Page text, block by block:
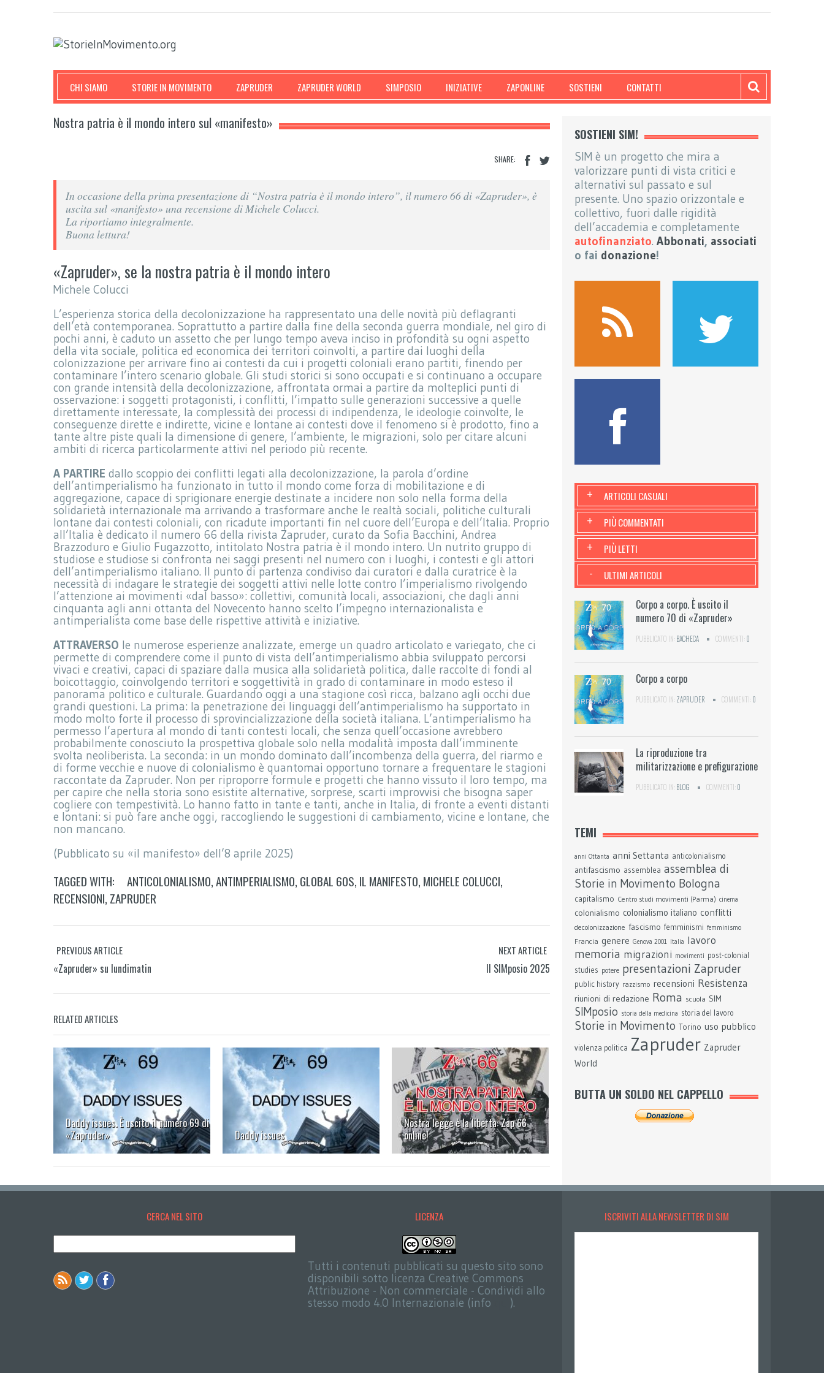
CHI SIAMO STORIE IN MOVIMENTO ZAPRUDER ZAPRUDER WORLD SIMPOSIO INIZIATIVE ZAPONLINE SOSTIENI CONTATTI
Nostra patria è il mondo intero sul «manifesto»
SHARE:
In occasione della prima presentazione di “Nostra patria è il mondo intero”, il numero 66 di «Zapruder», è
uscita sul «manifesto» una recensione di Michele Colucci.
La riportiamo integralmente.
Buona lettura!
«Zapruder», se la nostra patria è il mondo intero
Michele Colucci
L’esperienza storica della decolonizzazione ha rappresentato una delle novità più deflagranti
dell’età contemporanea. Soprattutto a partire dalla fine della seconda guerra mondiale, nel giro di
pochi anni, è caduto un assetto che per lungo tempo aveva inciso in profondità su ogni aspetto
della vita sociale, politica ed economica dei territori coinvolti, a partire dai luoghi della
colonizzazione per arrivare fino ai contesti da cui i progetti coloniali erano partiti, finendo per
contaminare l’intero scenario globale. Gli studi storici si sono occupati e si continuano a occupare
con grande intensità della decolonizzazione, affrontata ormai a partire da molteplici punti di
osservazione: i soggetti protagonisti, i conflitti, l’impatto sulle generazioni successive a quelle
direttamente interessate, la complessità dei processi di indipendenza, le ideologie coinvolte, le
conseguenze dirette e indirette, vicine e lontane ai contesti dove il fenomeno si è prodotto, fino a
tante altre piste quali la dimensione di genere, l’ambiente, le migrazioni, solo per citare alcuni
ambiti di ricerca particolarmente attivi nel periodo più recente.
A PARTIRE dallo scoppio dei conflitti legati alla decolonizzazione, la parola d’ordine
dell’antimperialismo ha funzionato in tutto il mondo come forza di mobilitazione e di
aggregazione, capace di sprigionare energie destinate a incidere non solo nella forma della
solidarietà internazionale ma arrivando a trasformare anche le realtà sociali, politiche culturali
lontane dai contesti coloniali, con ricadute importanti fin nel cuore dell’Europa e dell’Italia. Proprio
all’Italia è dedicato il numero 66 della rivista Zapruder, curato da Sofia Bacchini, Andrea
Brazzoduro e Giulio Fugazzotto, intitolato Nostra patria è il mondo intero. Un nutrito gruppo di
studiose e studiose si confronta nei saggi presenti nel numero con i luoghi, i contesti e gli attori
dell’antimperialismo italiano. Il punto di partenza condiviso dai curatori e dalla curatrice è la
necessità di indagare le strategie dei soggetti attivi nelle lotte contro l’imperialismo rivolgendo
l’attenzione ai movimenti «dal basso»: collettivi, comunità locali, associazioni, che dagli anni
cinquanta agli anni ottanta del Novecento hanno scelto l’impegno internazionalista e
antimperialista come base delle rispettive attività e iniziative.
ATTRAVERSO le numerose esperienze analizzate, emerge un quadro articolato e variegato, che ci
permette di comprendere come il punto di vista dell’antimperialismo abbia sviluppato percorsi
vivaci e creativi, capaci di spaziare dalla musica alla solidarietà politica, dalle raccolte di fondi al
boicottaggio, coinvolgendo territori e soggettività in grado di contaminare in modo esteso il
panorama politico e culturale. Guardando oggi a una stagione così ricca, balzano agli occhi due
grandi questioni. La prima: la penetrazione dei linguaggi dell’antimperialismo ha supportato in
modo molto forte il processo di sprovincializzazione della società italiana. L’antimperialismo ha
permesso l’apertura al mondo di tanti contesti locali, che senza quell’occasione avrebbero
probabilmente conosciuto la prospettiva globale solo nella modalità imposta dall’imminente
svolta neoliberista. La seconda: in un mondo dominato dall’incombenza della guerra, del riarmo e
di forme vecchie e nuove di colonialismo è quantomai opportuno tornare a frequentare le stagioni
raccontate da Zapruder. Non per riproporre formule e progetti che hanno vissuto il loro tempo, ma
per capire che nella storia sono esistite alternative, sorprese, scarti improvvisi che bisogna saper
cogliere con tempestività. Lo hanno fatto in tante e tanti, anche in Italia, di fronte a eventi distanti
e lontani: si può fare anche oggi, raccogliendo le suggestioni di cambiamento, vicine e lontane, che
non mancano.
(Pubblicato su «il manifesto» dell’8 aprile 2025)
TAGGED WITH: ANTICOLONIALISMO,ANTIMPERIALISMO, GLOBAL 60S, IL MANIFESTO, MICHELE COLUCCI,
RECENSIONI, ZAPRUDER
PREVIOUS ARTICLE
«Zapruder» su lundimatin
NEXT ARTICLE
ll SIMposio 2025
RELATED ARTICLES
Daddy issues. È uscito il numero 69 di
«Zapruder»
Daddy issues
Nostra legge è la libertà: Zap 66
online!
SOSTIENI SIM!
SIM è un progetto che mira a
valorizzare punti di vista critici e
alternativi sul passato e sul
presente. Uno spazio orizzontale e
collettivo, fuori dalle rigidità
dell’accademia e completamente
autofinanziato. Abbonati, associati
o fai donazione!
ARTICOLI CASUALI
+
PIÙ COMMENTATI
+
PIÙ LETTI
+
ULTIMI ARTICOLI
-
Corpo a corpo. È uscito il
numero 70 di «Zapruder»
PUBBLICATO IN:BACHECA COMMENTI:0
Corpo a corpo
PUBBLICATO IN:ZAPRUDER COMMENTI:0
La riproduzione tra
militarizzazione e prefigurazione
PUBBLICATO IN:BLOG COMMENTI:0
TEMI
anni Ottanta anni Settanta anticolonialismo
antifascismo assemblea assemblea di
Storie in Movimento Bologna
capitalismo Centro studi movimenti (Parma) cinema
colonialismo colonialismo italiano conflitti
decolonizzazione fascismo femminismi femminismo
Francia genere Genova 2001 Italia lavoro
memoria migrazioni movimenti post-colonial
studies potere presentazioni Zapruder
public history razzismo recensioni Resistenza
riunioni di redazione Roma scuola SIM
SIMposio storia della medicina storia del lavoro
Storie in Movimento Torino uso pubblico
violenza politica Zapruder Zapruder
World
BUTTA UN SOLDO NEL CAPPELLO
CERCA NEL SITO LICENZA
Tutti i contenuti pubblicati su questo sito sono
disponibili sotto licenza Creative Commons
Attribuzione - Non commerciale - Condividi allo
stesso modo 4.0 Internazionale (info
).
ISCRIVITI ALLA NEWSLETTER DI SIM